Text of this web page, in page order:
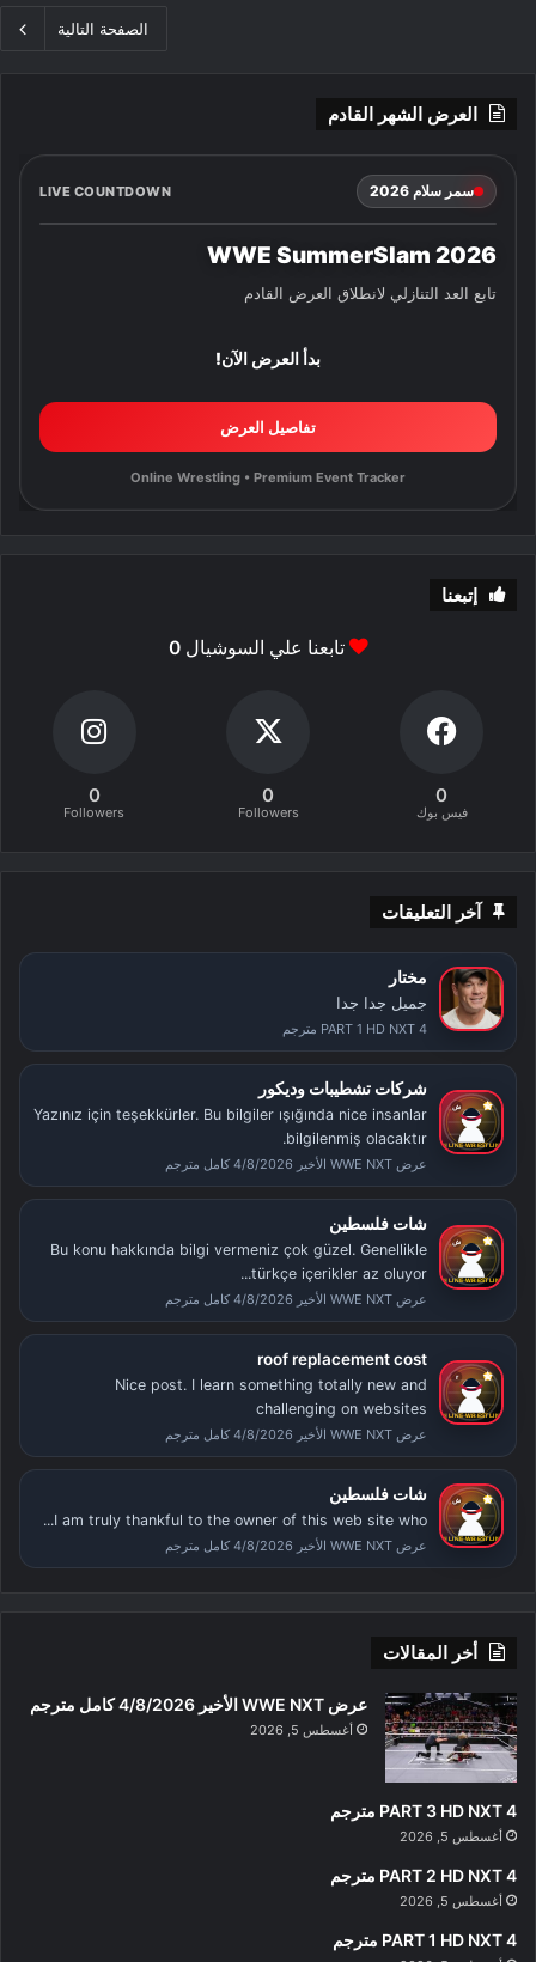
الصفحة التالية
العرض الشهر القادم
سمر سلام 2026 LIVE COUNTDOWN
WWE SummerSlam 2026
تابع العد التنازلي لانطلاق العرض القادم
بدأ العرض الآن!
تفاصيل العرض
Online Wrestling • Premium Event Tracker
إتبعنا
تابعنا علي السوشيال0
0
فيس بوك
0
Followers
0
Followers
آخر التعليقات
مختار
جميل جدا جدا
PART 1 HD NXT 4 مترجم
شركات تشطيبات وديكور
Yazınız için teşekkürler. Bu bilgiler ışığında nice insanlar
bilgilenmiş olacaktır.
عرض WWE NXT الأخير 4/8/2026 كامل مترجم
شات فلسطين
Bu konu hakkında bilgi vermeniz çok güzel. Genellikle
türkçe içerikler az oluyor...
عرض WWE NXT الأخير 4/8/2026 كامل مترجم
roof replacement cost
Nice post. I learn something totally new and
challenging on websites
عرض WWE NXT الأخير 4/8/2026 كامل مترجم
شات فلسطين
I am truly thankful to the owner of this web site who...
عرض WWE NXT الأخير 4/8/2026 كامل مترجم
أخر المقالات
عرض WWE NXT الأخير 4/8/2026 كامل مترجم
أغسطس 5, 2026
PART 3 HD NXT 4 مترجم
أغسطس 5, 2026
PART 2 HD NXT 4 مترجم
أغسطس 5, 2026
PART 1 HD NXT 4 مترجم